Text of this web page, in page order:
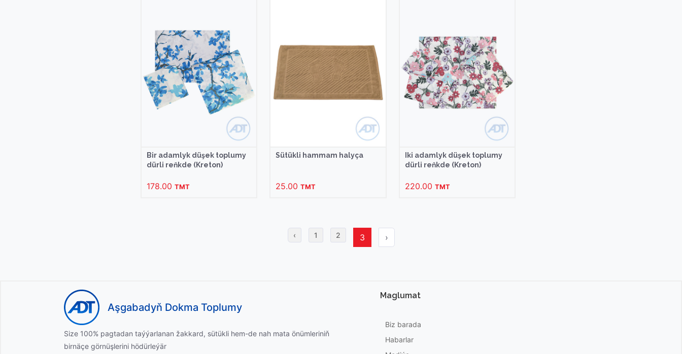
Bir adamlyk düşek toplumy
dürli reňkde (Kreton)
178.00TMT
Sütükli hammam halyça
25.00TMT
Iki adamlyk düşek toplumy
dürli reňkde (Kreton)
220.00 TMT
‹ 1 2 3 ›
Aşgabadyň Dokma Toplumy
Size 100% pagtadan taýýarlanan žakkard, sütükli hem-de nah mata önümleriniň
birnäçe görnüşlerini hödürleýär
Maglumat
Biz barada
Habarlar